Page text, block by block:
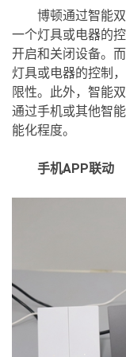
博顿通过智能
一个灯具或电器的
开启和关闭设备。
灯具或电器的控制
限性。此外，智能
通过手机或其他智
能化程度。
手机APP联动